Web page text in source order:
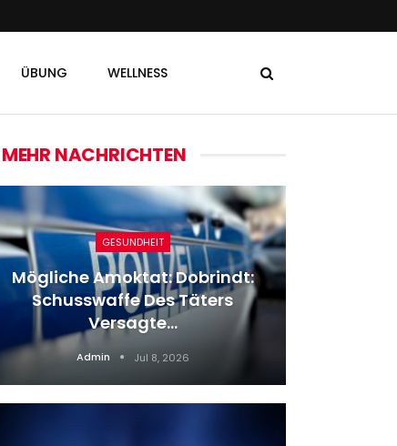
ÜBUNG WELLNESS
MEHR NACHRICHTEN
GESUNDHEIT
Mögliche Amoktat: Dobrindt:
Schusswaffe Des Täters
Versagte…
Admin Jul 8, 2026